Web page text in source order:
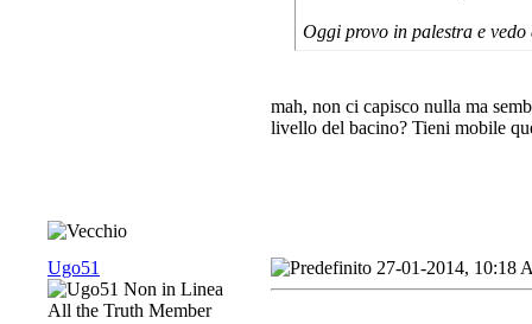
Oggi provo in palestra e
mah, non ci capisco nulla ma
livello del bacino? Tieni mobile
Ugo51
All the Truth Member
27-01-2014, 10:18